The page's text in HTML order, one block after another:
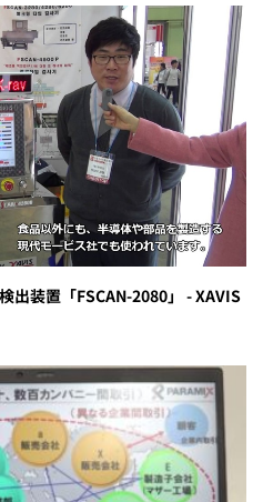
出装置「FSCAN-2080」 - XAVIS